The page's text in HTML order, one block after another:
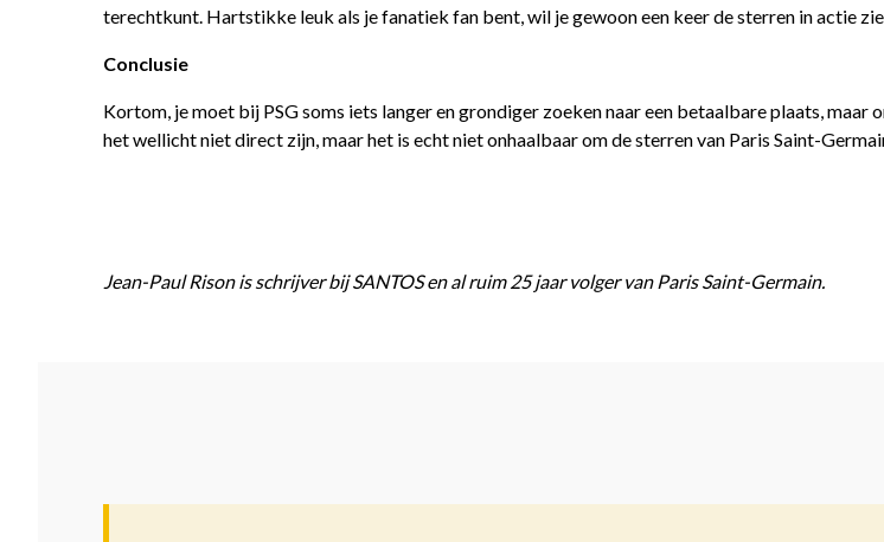
terechtkunt. Hartstikke leuk als je fanatiek fan bent, wil je gewoon een keer de sterren in actie
Conclusie
Kortom, je moet bij PSG soms iets langer en grondiger zoeken naar een betaalbare plaats,
het wellicht niet direct zijn, maar het is echt niet onhaalbaar om de sterren van Paris Saint-
Jean-Paul Rison is schrijver bij SANTOS en al ruim 25 jaar volger van Paris Saint-Germain.